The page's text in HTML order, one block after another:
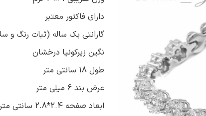
دارای فاکتور معتبر
گارانتی یک ساله (ثبات رنگ و
نگین زیرکونیا درخشان
طول 18 سانتی متر
عرض بند 6 میلی متر
ابعاد صفحه 2.4*2.8 سانتی متر